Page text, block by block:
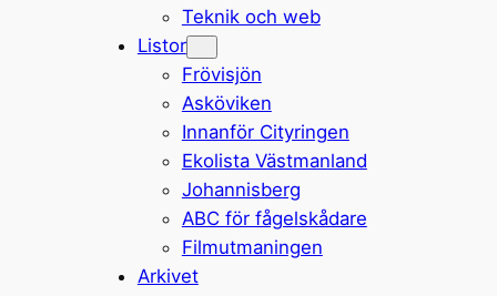
Teknik och web
Listor
Frövisjön
Asköviken
Innanför Cityringen
Ekolista Västmanland
Johannisberg
ABC för fågelskådare
Filmutmaningen
Arkivet